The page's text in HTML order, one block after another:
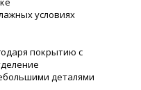
условиях
покрытию с
деталями